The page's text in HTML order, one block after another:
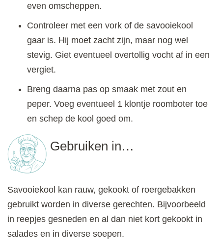
even omscheppen.
Controleer met een vork of de savooiekool
gaar is. Hij moet zacht zijn, maar nog wel
stevig. Giet eventueel overtollig vocht af in een
vergiet.
Breng daarna pas op smaak met zout en
peper. Voeg eventueel 1 klontje roomboter toe
en schep de kool goed om.
Gebruiken in…
Savooiekool kan rauw, gekookt of roergebakken
gebruikt worden in diverse gerechten. Bijvoorbeeld
in reepjes gesneden en al dan niet kort gekookt in
salades en in diverse soepen.